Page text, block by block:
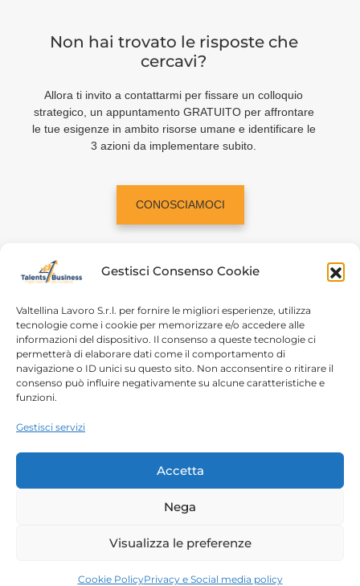
Gestisci Consenso Cookie
Valtellina Lavoro S.r.l. per fornire le migliori esperienze, utilizza
tecnologie come i cookie per memorizzare e/o accedere alle
informazioni del dispositivo. Il consenso a queste tecnologie ci
permetterà di elaborare dati come il comportamento di
navigazione o ID unici su questo sito. Non acconsentire o ritirare il
consenso può influire negativamente su alcune caratteristiche e
funzioni.
Gestisci servizi
Accetta
Nega
Visualizza le preferenze
Cookie PolicyPrivacy e Social media policy
Non hai trovato le risposte che
cercavi?
Allora ti invito a contattarmi per fissare un colloquio
strategico, un appuntamento GRATUITO per affrontare
le tue esigenze in ambito risorse umane e identificare le
3 azioni da implementare subito.
CONOSCIAMOCI
Home
Login
Chi siamo
Conosciamoci
Contatti
Autorizzazioni
Copyright 2023 – Talents4Business divisione di
00788210144